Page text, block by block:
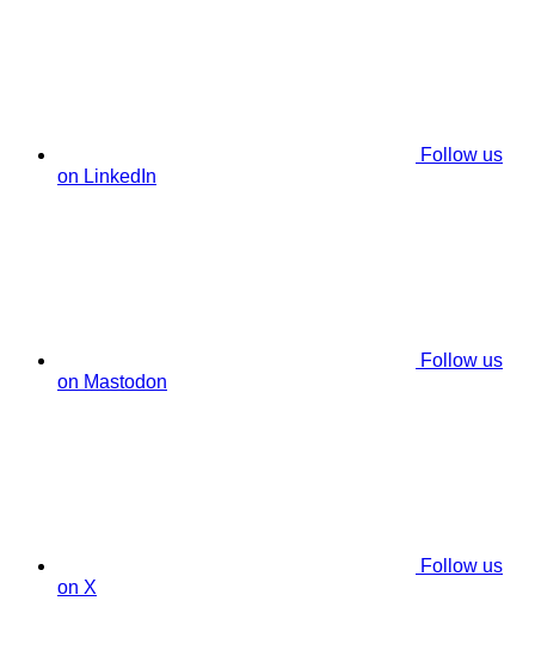
Follow us
on LinkedIn
Follow us
on Mastodon
Follow us
on X